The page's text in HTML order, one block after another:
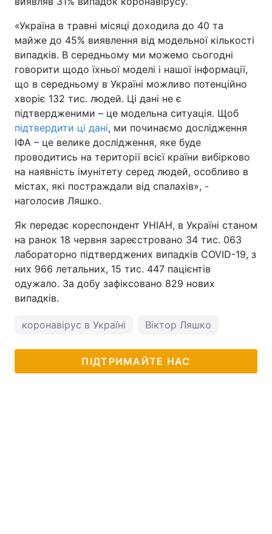
«Україна в травні місяці доходила до 40 та
майже до 45% виявлення від модельної кількості
випадків. В середньому ми можемо сьогодні
говорити щодо їхньої моделі і нашої інформації,
що в середньому в Україні можливо потенційно
хворіє 132 тис. людей. Ці дані не є
підтвердженими – це модельна ситуація. Щоб
підтвердити ці дані, ми починаємо дослідження
ІФА – це велике дослідження, яке буде
проводитись на території всієї країни вибірково
на наявність імунітету серед людей, особливо в
містах, які постраждали від спалахів», -
наголосив Ляшко.
Як передає кореспондент УНІАН, в Україні станом
на ранок 18 червня зареєстровано 34 тис. 063
лабораторно підтверджених випадків COVID-19, з
них 966 летальних, 15 тис. 447 пацієнтів
одужало. За добу зафіксовано 829 нових
випадків.
коронавірус в Україні Віктор Ляшко
ПІДТРИМАЙТЕ НАС